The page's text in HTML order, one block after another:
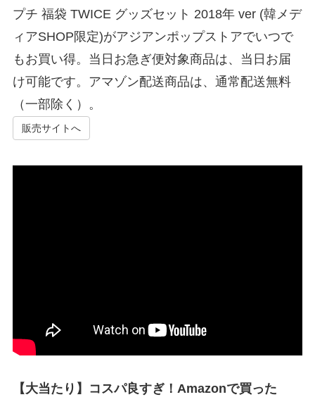
プチ 福袋 TWICE グッズセット 2018年 ver (韓メデ
ィアSHOP限定)がアジアンポップストアでいつで
もお買い得。当日お急ぎ便対象商品は、当日お届
け可能です。アマゾン配送商品は、通常配送無料
（一部除く）。
販売サイトへ
【大当たり】コスパ良すぎ！Amazonで買った